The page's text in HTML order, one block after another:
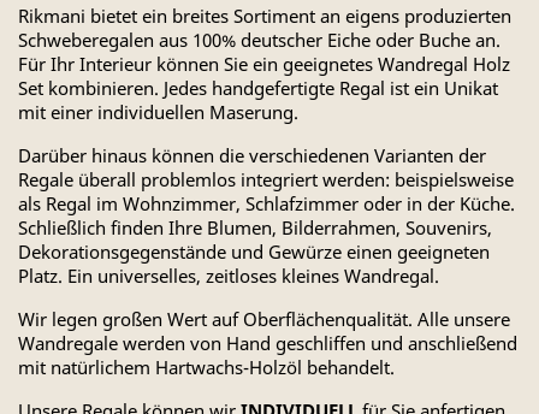
Rikmani bietet ein breites Sortiment an eigens produzierten
Schweberegalen aus 100% deutscher Eiche oder Buche an.
Für Ihr Interieur können Sie ein geeignetes Wandregal Holz
Set kombinieren. Jedes handgefertigte Regal ist ein Unikat
mit einer individuellen Maserung.
Darüber hinaus können die verschiedenen Varianten der
Regale überall problemlos integriert werden: beispielsweise
als Regal im Wohnzimmer, Schlafzimmer oder in der Küche.
Schließlich finden Ihre Blumen, Bilderrahmen, Souvenirs,
Dekorationsgegenstände und Gewürze einen geeigneten
Platz. Ein universelles, zeitloses kleines Wandregal.
Wir legen großen Wert auf Oberflächenqualität. Alle unsere
Wandregale werden von Hand geschliffen und anschließend
mit natürlichem Hartwachs-Holzöl behandelt.